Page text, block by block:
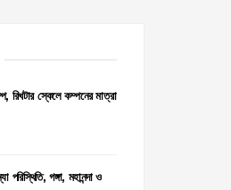
রিখটার স্কেলে কম্পনের মাত্রা
পরিস্থিতি, গঙ্গা, মহানন্দা ও